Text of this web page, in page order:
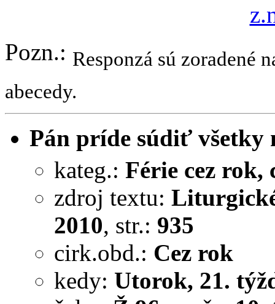
Pozn.: Responzá sú zoradené
abecedy.
Pán príde súdiť všetky
kateg.: Férie cez
zdroj textu:
2010, str.: 935
cirk.obd.: Cez rok
kedy: Utorok, 21.